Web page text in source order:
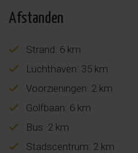
Afstanden
Strand: 6 km
Luchthaven: 35 km
Voorzieningen: 2 km
Golfbaan: 6 km
Bus: 2 km
Stadscentrum: 2 km